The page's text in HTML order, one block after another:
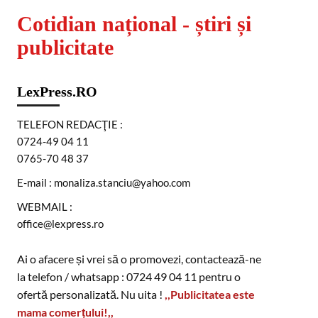
Cotidian național - știri și
publicitate
LexPress.RO
TELEFON REDACŢIE :
0724-49 04 11
0765-70 48 37
E-mail : monaliza.stanciu@yahoo.com
WEBMAIL :
office@lexpress.ro
Ai o afacere și vrei să o promovezi, contactează-ne
la telefon / whatsapp : 0724 49 04 11 pentru o
ofertă personalizată. Nu uita ! ,,Publicitatea este
mama comerțului!,,